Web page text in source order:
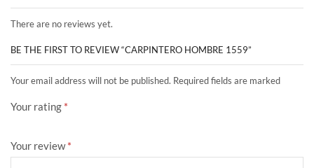
There are no reviews yet.
BE THE FIRST TO REVIEW “CARPINTERO HOMBRE 1559”
Your email address will not be published. Required fields are marked
Your rating *
Your review*